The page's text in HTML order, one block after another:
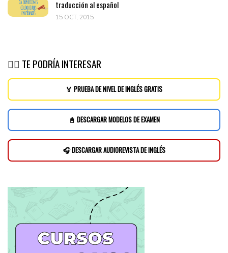
traducción al español
15 OCT, 2015
👉🏽 TE PODRÍA INTERESAR
🏅 PRUEBA DE NIVEL DE INGLÉS GRATIS
📓 DESCARGAR MODELOS DE EXAMEN
🎧 DESCARGAR AUDIOREVISTA DE INGLÉS